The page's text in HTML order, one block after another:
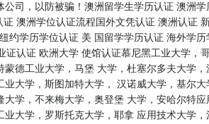
司，以防被骗！澳洲留学生学历认证 澳洲
澳洲学位认证流程国外文凭认证 澳洲认证
学历学位认证 美 国留学学历认证 海外学
认证 欧洲大学 使馆认证慕尼黑工业大学，
德工业大学，马堡 大学，杜塞尔多夫大学
大学，斯图加特大学， 汉诺威大学，基尔
学，不来梅大学，奥登堡 大学，安哈尔特
大学，罗斯托克大学，耶拿 应用技术大学